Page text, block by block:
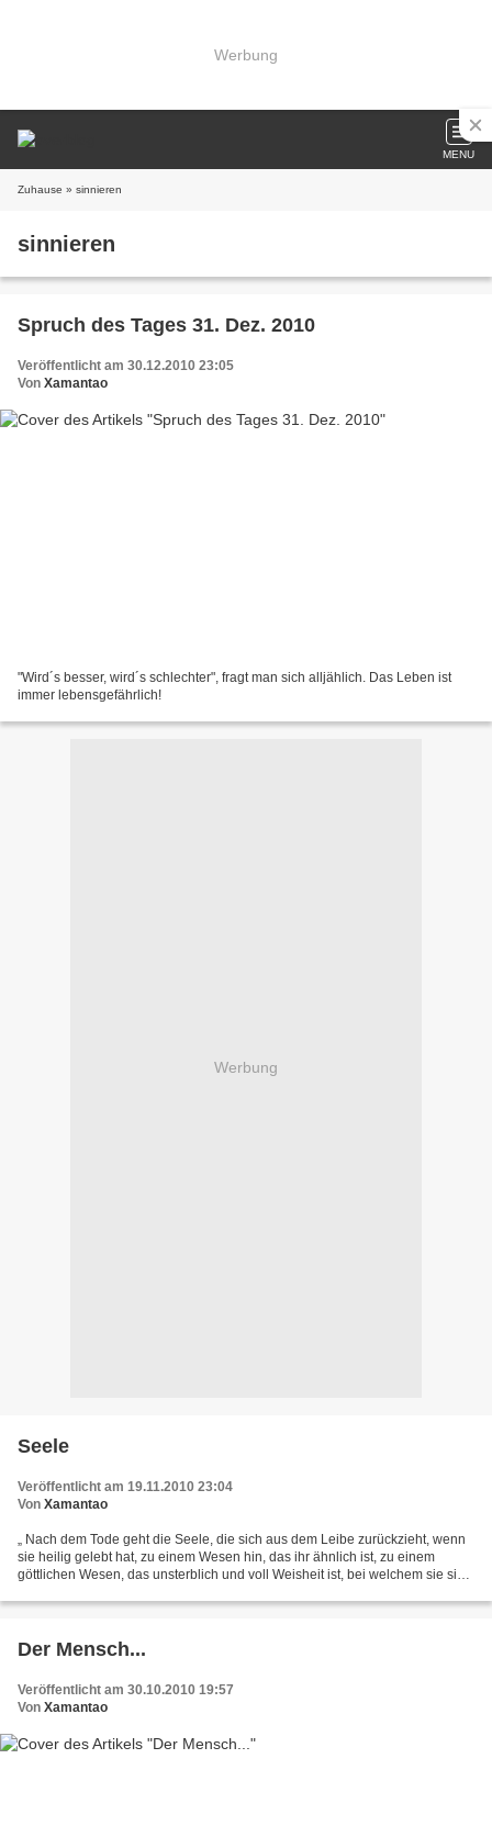
Werbung
MENU
Zuhause » sinnieren
sinnieren
Spruch des Tages 31. Dez. 2010
Veröffentlicht am 30.12.2010 23:05
Von Xamantao
"Wird´s besser, wird´s schlechter", fragt man sich alljählich. Das Leben ist
immer lebensgefährlich!
Werbung
Seele
Veröffentlicht am 19.11.2010 23:04
Von Xamantao
„ Nach dem Tode geht die Seele, die sich aus dem Leibe zurückzieht, wenn
sie heilig gelebt hat, zu einem Wesen hin, das ihr ähnlich ist, zu einem
göttlichen Wesen, das unsterblich und voll Weisheit ist, bei welchem sie sich
Der Mensch...
Veröffentlicht am 30.10.2010 19:57
Von Xamantao